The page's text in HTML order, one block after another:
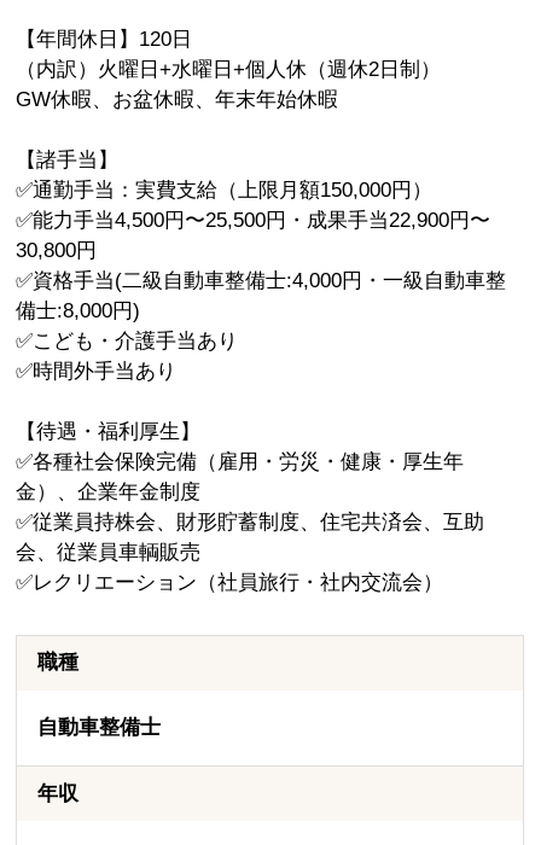
【年間休日】120日
（内訳）火曜日+水曜日+個人休（週休2日制）
GW休暇、お盆休暇、年末年始休暇
【諸手当】
✅通勤手当：実費支給（上限月額150,000円）
✅能力手当4,500円〜25,500円・成果手当22,900円〜
30,800円
✅資格手当(二級自動車整備士:4,000円・一級自動車整
備士:8,000円)
✅こども・介護手当あり
✅時間外手当あり
【待遇・福利厚生】
✅各種社会保険完備（雇用・労災・健康・厚生年
金）、企業年金制度
✅従業員持株会、財形貯蓄制度、住宅共済会、互助
会、従業員車輌販売
✅レクリエーション（社員旅行・社内交流会）
職種
自動車整備士
年収